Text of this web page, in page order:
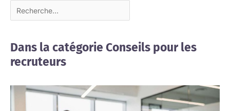
Dans la catégorie Conseils pour les
recruteurs